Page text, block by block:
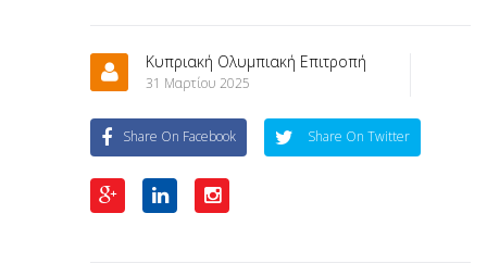
Κυπριακή Ολυμπιακή Επιτροπή
31 Μαρτίου 2025
Share On Facebook Share On Twitter